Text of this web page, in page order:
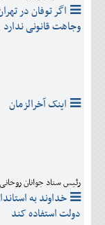
اگر توفان در
وجاهت قانونی ندارد
اینک آخرالزمان
رئیس ستاد جوانان روحانی در
خداوند به
دولت استفاده کند